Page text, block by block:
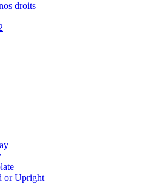
droits
or Upright